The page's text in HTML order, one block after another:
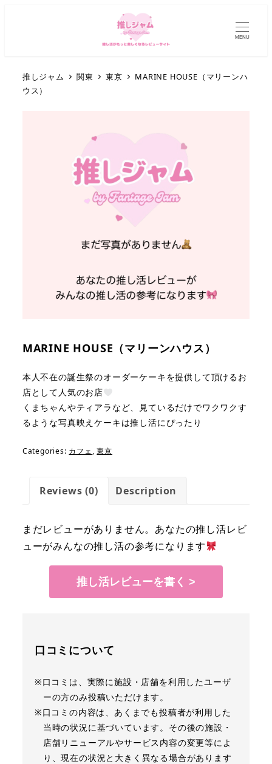
MENU
推しジャム 関東 東京
MARINE HOUSE（マリーンハ
ウス）
MARINE HOUSE（マリーンハウス）
本人不在の誕生祭のオーダーケーキを提供して頂けるお
店として人気のお店
くまちゃんやティアラなど、見ているだけでワクワクす
るような写真映えケーキは推し活にぴったり
Categories: カフェ,東京
Reviews (0) Description
まだレビューがありません。あなたの推し活レビ
ューがみんなの推し活の参考になります
推し活レビューを書く >
口コミについて
※口コミは、実際に施設・店舗を利用したユーザ
ーの方のみ投稿いただけます。
※口コミの内容は、あくまでも投稿者が利用した
当時の状況に基づいています。その後の施設・
店舗リニューアルやサービス内容の変更等によ
り、現在の状況と大きく異なる場合があります